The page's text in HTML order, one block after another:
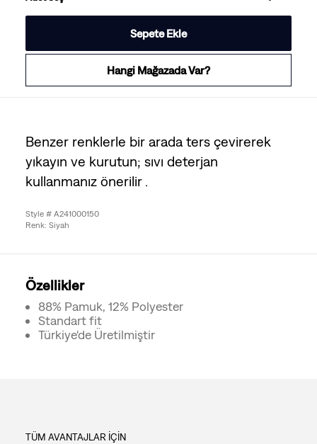
Sepete Ekle
Hangi Mağazada Var?
Benzer renklerle bir arada ters çevirerek
yıkayın ve kurutun; sıvı deterjan
kullanmanız önerilir .
Style # A241000150
Renk: Siyah
Özellikler
88% Pamuk, 12% Polyester
Standart fit
Türkiye'de Üretilmiştir
TÜM AVANTAJLAR İÇİN